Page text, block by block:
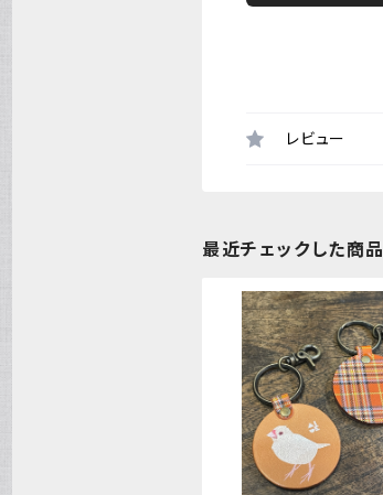
レビュー
最近チェックした商品